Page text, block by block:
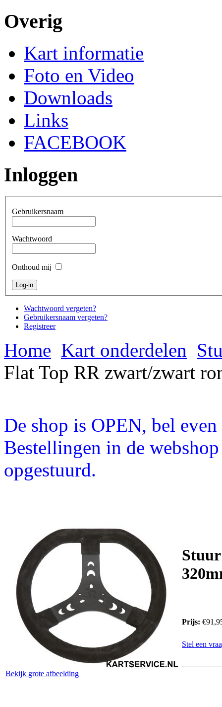
Overig
Kart informatie
Foto en Video
Downloads
Links
FACEBOOK
Inloggen
Gebruikersnaam
Wachtwoord
Onthoud mij
Wachtwoord vergeten?
Gebruikersnaam vergeten?
Registreer
Home Kart onderdelen
Flat Top RR zwart/zwart
De shop is OPEN, bel
Bestellingen in de
opgestuurd.
Bekijk grote afbeelding
Prijs:
Stel een